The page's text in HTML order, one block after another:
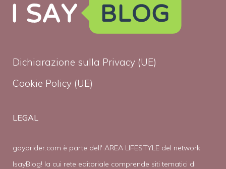
Dichiarazione sulla Privacy (UE)
Cookie Policy (UE)
LEGAL
gayprider.com è parte dell' AREA LIFESTYLE del network
IsayBlog! la cui rete editoriale comprende siti tematici di